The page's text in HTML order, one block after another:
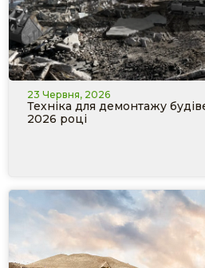
23 Червня, 2026
Техніка для демонтажу
2026 році